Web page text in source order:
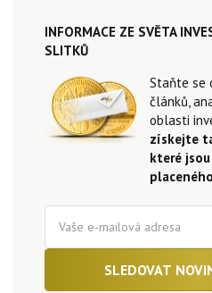
INFORMACE ZE SVĚTA
SLITKŮ
Staňte se
článků,
oblasti
získejte
které
SLEDOVAT